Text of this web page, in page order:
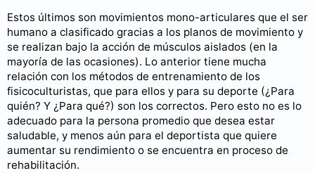
Estos últimos son movimientos mono-articulares que el ser
humano a clasificado gracias a los planos de movimiento y
se realizan bajo la acción de músculos aislados (en la
mayoría de las ocasiones). Lo anterior tiene mucha
relación con los métodos de entrenamiento de los
fisicoculturistas, que para ellos y para su deporte (¿Para
quién? Y ¿Para qué?) son los correctos. Pero esto no es lo
adecuado para la persona promedio que desea estar
saludable, y menos aún para el deportista que quiere
aumentar su rendimiento o se encuentra en proceso de
rehabilitación.